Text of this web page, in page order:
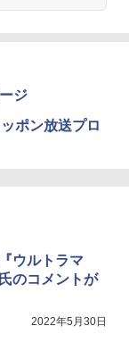
ジ
ポン放送プロ
ウルトラマ
のコメントが
2022年5月30日